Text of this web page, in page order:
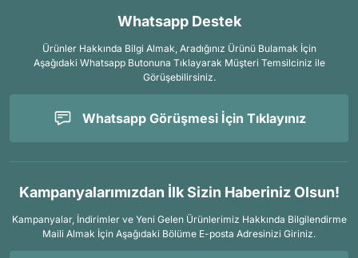
Whatsapp Destek
Ürünler Hakkında Bilgi Almak, Aradığınız Ürünü Bulamak İçin
Aşağıdaki Whatsapp Butonuna Tıklayarak Müşteri Temsilciniz ile
Görüşebilirsiniz.
Whatsapp Görüşmesi İçin Tıklayınız
Kampanyalarımızdan İlk Sizin Haberiniz Olsun!
Kampanyalar, İndirimler ve Yeni Gelen Ürünlerimiz Hakkında Bilgilendirme
Maili Almak İçin Aşağıdaki Bölüme E-posta Adresinizi Giriniz.